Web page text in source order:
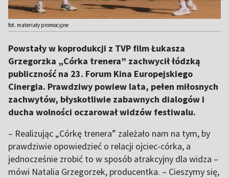
fot. materiały promocyjne
Powstały w koprodukcji z TVP film Łukasza
Grzegorzka „Córka trenera” zachwycił łódzką
publiczność na 23. Forum Kina Europejskiego
Cinergia. Prawdziwy powiew lata, pełen miłosnych
zachwytów, błyskotliwie zabawnych dialogów i
ducha wolności oczarował widzów festiwalu.
– Realizując „Córkę trenera” zależało nam na tym, by
prawdziwie opowiedzieć o relacji ojciec-córka, a
jednocześnie zrobić to w sposób atrakcyjny dla widza –
mówi Natalia Grzegorzek, producentka. – Cieszymy się,